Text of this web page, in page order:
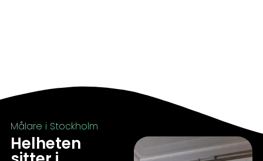
Målare i Stockholm
Helheten